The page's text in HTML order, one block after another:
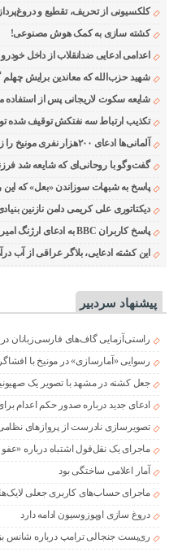
کلکسیونی از تحریف، تقطیع و
کشته سازی به کمک هوش مصنوعی!
اعدامی ادعایی ضدانقلاب از داخل
شهید حزب‌الله که معاندین برایش چهلم
شایعه سکوت لاریجانی پس از
تکذیب ارتباط سه نفتکش توقیف شده
آلمانی‌ها ادعای ۲۰۰هزار نفری مونیخ را زیر سوال بردند
گفت‌وگو با روحانی‌ای که شایعه شد
پاسخ به شبهات سوزاندن «بعل» که
دیکتاتوری علی کریمی دامن نازنین
پاسخ کاربران BBC به ادعای ارژنگ امیرفضلی
این کشته ادعایی، بلاگر عراقی از آب
پیشنهاد سردبیر
راستی‌آزمایی گاف‌های فارسی‌زبانان
رسوایی «آمارسازی» در مونیخ با
جعل کشته در مشهد با تصویر یک
ادعای جدید درباره صدور حکم اعدام
تصویرسازی نادرست از پروازهای
ماجرای یک نقل‌قول اشتباه درباره
آمار اعلامی ساختگی بود
ماجرای حساب‌های کاربری جعلی لایک‌ها
دروغ سازی اوپوزوسیون ادامه دارد
ری‌پست جنجالی ترامپ درباره شانس